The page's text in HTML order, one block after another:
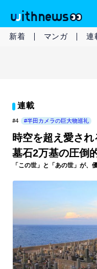
新着 マンガ 連
連載
#4 #半田カメラの巨大物巡礼
時空を超え愛され
墓石2万基の圧倒
「この世」と「あの世」が、